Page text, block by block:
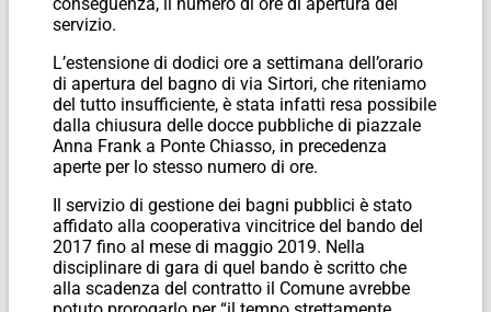
conseguenza, il numero di ore di apertura del
servizio.
L’estensione di dodici ore a settimana dell’orario
di apertura del bagno di via Sirtori, che riteniamo
del tutto insufficiente, è stata infatti resa possibile
dalla chiusura delle docce pubbliche di piazzale
Anna Frank a Ponte Chiasso, in precedenza
aperte per lo stesso numero di ore.
Il servizio di gestione dei bagni pubblici è stato
affidato alla cooperativa vincitrice del bando del
2017 fino al mese di maggio 2019. Nella
disciplinare di gara di quel bando è scritto che
alla scadenza del contratto il Comune avrebbe